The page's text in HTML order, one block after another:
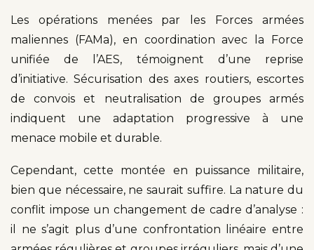
Les opérations menées par les Forces armées
maliennes (FAMa), en coordination avec la Force
unifiée de l’AES, témoignent d’une reprise
d’initiative. Sécurisation des axes routiers, escortes
de convois et neutralisation de groupes armés
indiquent une adaptation progressive à une
menace mobile et durable.
Cependant, cette montée en puissance militaire,
bien que nécessaire, ne saurait suffire. La nature du
conflit impose un changement de cadre d’analyse :
il ne s’agit plus d’une confrontation linéaire entre